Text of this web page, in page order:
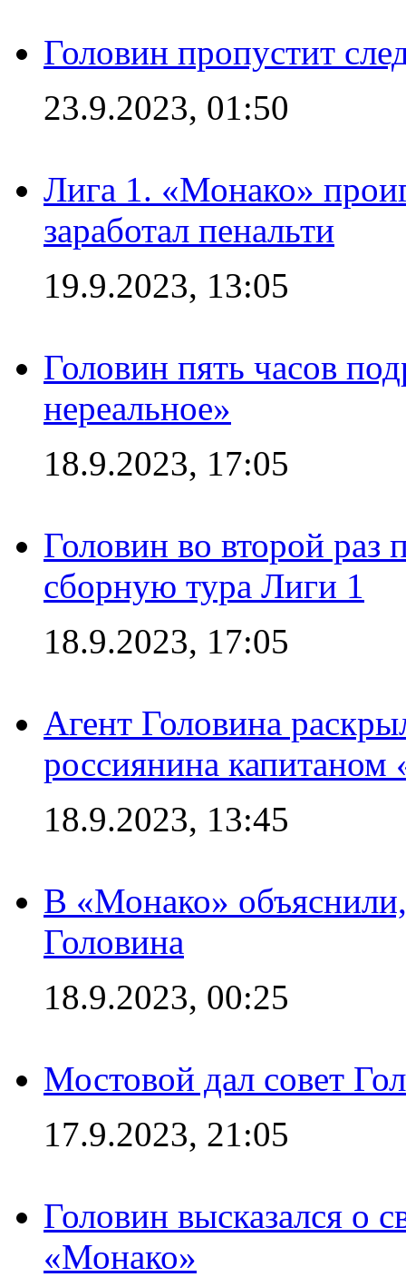
Головин пропустит
23.9.2023, 01:50
Лига 1. «Монако»
заработал пенальти
19.9.2023, 13:05
Головин пять часов
нереальное»
18.9.2023, 17:05
Головин во второй раз
сборную тура Лиги 1
18.9.2023, 17:05
Агент Головина
россиянина
18.9.2023, 13:45
В «Монако»
Головина
18.9.2023, 00:25
Мостовой дал совет
17.9.2023, 21:05
Головин высказался о
«Монако»